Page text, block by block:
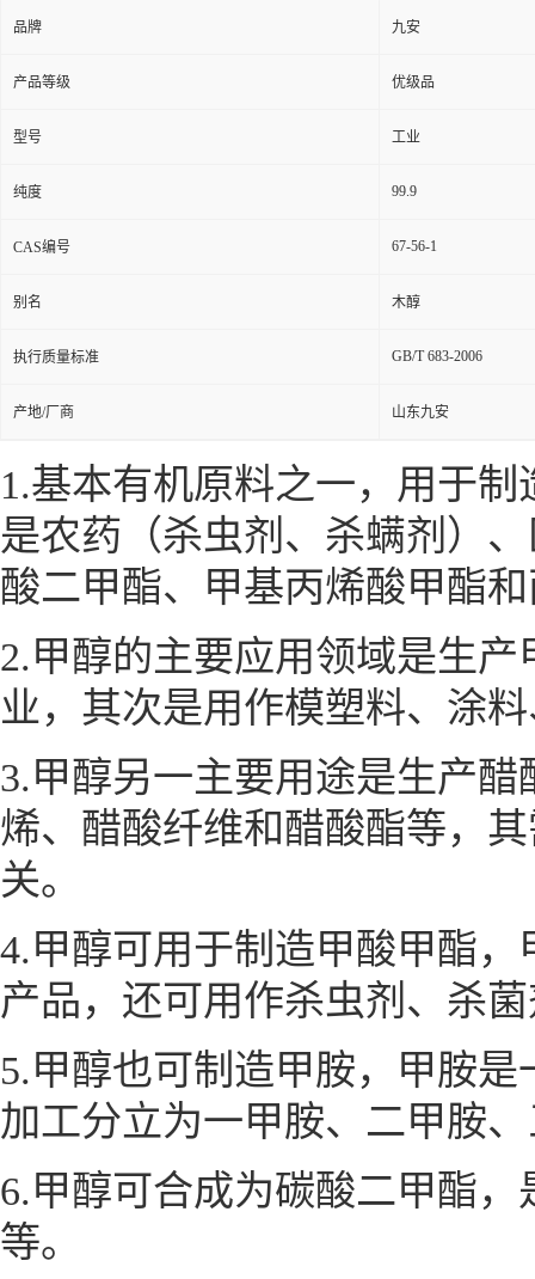
品牌 九安
产品等级 优级品
型号 工业
纯度 99.9
CAS编号 67-56-1
别名 木醇
执行质量标准 GB/T 683-2006
产地/厂商 山东九安
1.基本有机原料之一，用于制
是农药（杀虫剂、杀螨剂）
酸二甲酯、 甲基丙烯酸甲酯和
2.甲醇的主要应用领域是生
业，其次是用作模塑料、涂
3.甲醇另一主要用途是生产
烯、 醋酸纤维和醋酸酯等，
关。
4.甲醇可用于制造甲酸甲酯，
产品，还可用作杀虫剂、杀
5.甲醇也可制造甲胺，甲胺
加工分立为一甲胺、二甲胺
6.甲醇可合成为碳酸二甲酯
等。